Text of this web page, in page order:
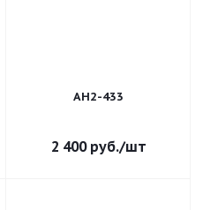
АН2-433
2 400руб./шт